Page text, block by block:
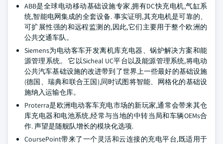
ABB是全球电动移动基础设施专家,拥有DC快充电机,气缸系
统,智能电网集成的全套设备. 事实证明,其充电机是可靠的、
可扩展性强的和远程监测的,因此,它们主要用于整个欧洲的
公共交通车队。
Siemens为电动客车开发离机库充电器、锅炉解决方案和能
源管理系统。 它以Sicheal UC平台以及能源管理系统,将电动
公共汽车基础设施的改进带到了世界上一些最好的基础设施
(德国、瑞典和联合王国),同时试图将智能、网格化的基础设
施纳入运输仓库。
Proterra是欧洲电动客车充电市场的新玩家,通常会带来其仓
库充电器和电池系统,经常与当地的中转当局和车辆OEMs合
作. 声望是随舰队增长的模块化选项.
CoursePoint带来了一个灵活和云连接的充电平台,既适用于